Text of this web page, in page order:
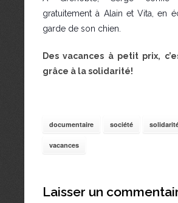
gratuitement à Alain et Vita, en
garde de son chien.
Des vacances à petit prix,
grâce à la solidarité!
documentaire société
vacances
Laisser un